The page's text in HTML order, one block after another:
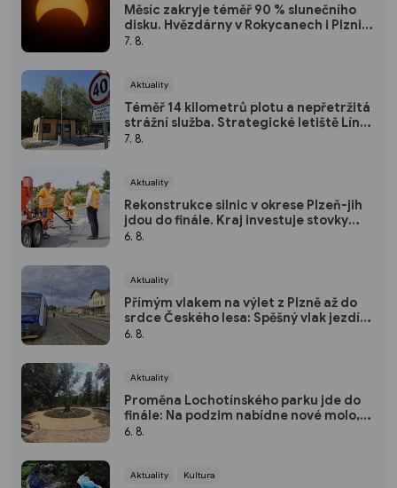
Měsíc zakryje téměř 90 % slunečního
disku. Hvězdárny v Rokycanech i Plzni
zvou na podvečerní sledování
7. 8.
Aktuality
Téměř 14 kilometrů plotu a nepřetržitá
strážní služba. Strategické letiště Líně
má od srpna nový režim vstupů
7. 8.
Aktuality
Rekonstrukce silnic v okrese Plzeň-jih
jdou do finále. Kraj investuje stovky
milionů do nových povrchů i moderních
6. 8.
Aktuality
Přímým vlakem na výlet z Plzně až do
srdce Českého lesa: Spěšný vlak jezdí
každou sobotu až do října
6. 8.
Aktuality
Proměna Lochotínského parku jde do
finále: Na podzim nabídne nové molo,
cvičební prvky i vodopád
6. 8.
Aktuality Kultura